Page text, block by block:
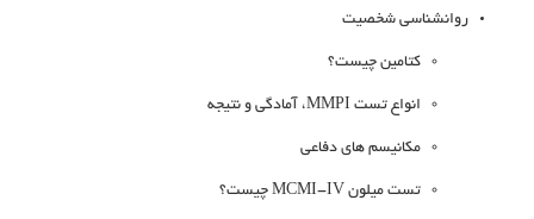
روانشناسی شخصیت
کتامین چیست؟
انواع تست MMPI، آمادگی و نتیجه
مکانیسم های دفاعی
تست میلون MCMI-IV چیست؟